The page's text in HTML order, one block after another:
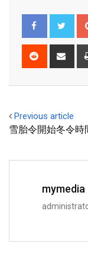
Previous article
雪胎令開始冬令時
mymedia